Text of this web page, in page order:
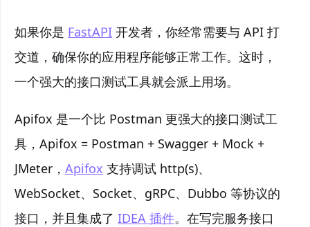
如果你是 FastAPI 开发者，你经常需要与 API 打
交道，确保你的应用程序能够正常工作。这时，
一个强大的接口测试工具就会派上用场。
Apifox 是一个比 Postman 更强大的接口测试工
具，Apifox = Postman + Swagger + Mock +
JMeter， Apifox 支持调试 http(s)、
WebSocket、Socket、gRPC、Dubbo 等协议的
接口，并且集成了 IDEA 插件。在写完服务接口